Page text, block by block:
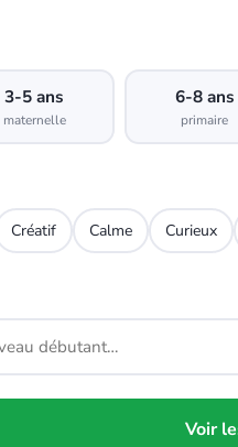
3-5 ans
maternelle
6-8 ans
primaire
Créatif Calme Curieux
Voir